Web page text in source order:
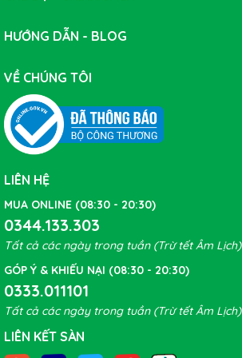
HƯỚNG DẪN - BLOG
VỀ CHÚNG TÔI
LIÊN HỆ
MUA ONLINE (08:30 - 20:30)
0344.133.303
Tất cả các ngày trong tuần (Trừ tết Âm Lịch)
GÓP Ý & KHIẾU NẠI (08:30 - 20:30)
0333.011101
Tất cả các ngày trong tuần (Trừ tết Âm Lịch)
LIÊN KẾT SÀN